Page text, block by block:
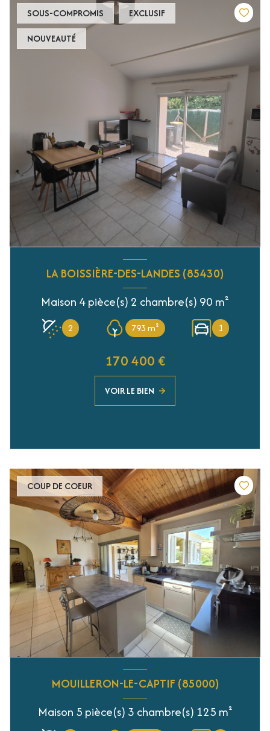
SOUS-COMPROMIS
EXCLUSIF
NOUVEAUTÉ
LA BOISSIÈRE-DES-LANDES (85430)
Maison 4 pièce(s) 2 chambre(s) 90 m²
2 793 m² 1
170 400 €
VOIR LE BIEN
COUP DE COEUR
MOUILLERON-LE-CAPTIF (85000)
Maison 5 pièce(s) 3 chambre(s) 125 m²